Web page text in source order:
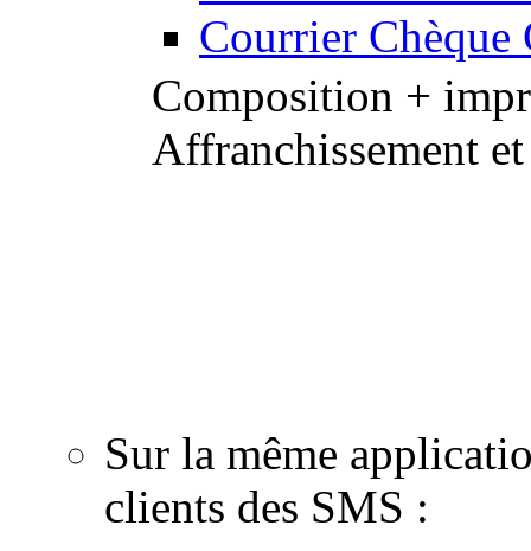
Courrier Chèque
Composition +
Affranchissement
Sur la même
clients des SMS :